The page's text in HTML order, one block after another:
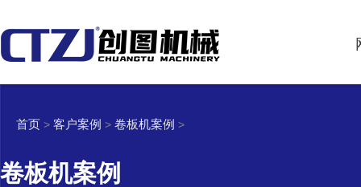
首页 > 客户案例 > 卷板机案例 >
卷板机案例